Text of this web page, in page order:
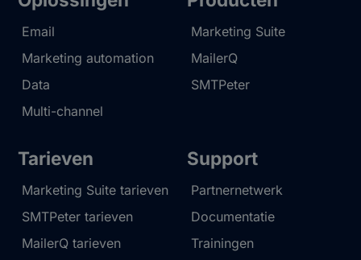
Email
Marketing automation
Data
Multi-channel
Marketing Suite
MailerQ
SMTPeter
Tarieven
Marketing Suite tarieven
SMTPeter tarieven
MailerQ tarieven
Support
Partnernetwerk
Documentatie
Trainingen